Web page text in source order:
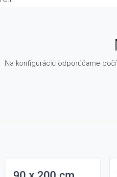
Na konfiguráciu odporúčame